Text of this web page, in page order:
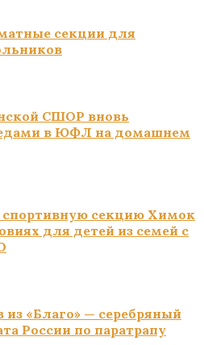
секции для
СШОР вновь
в ЮФЛ на домашнем
спортивную секцию Химок
для детей из семей с
«Благо» — серебряный
России по паратрапу